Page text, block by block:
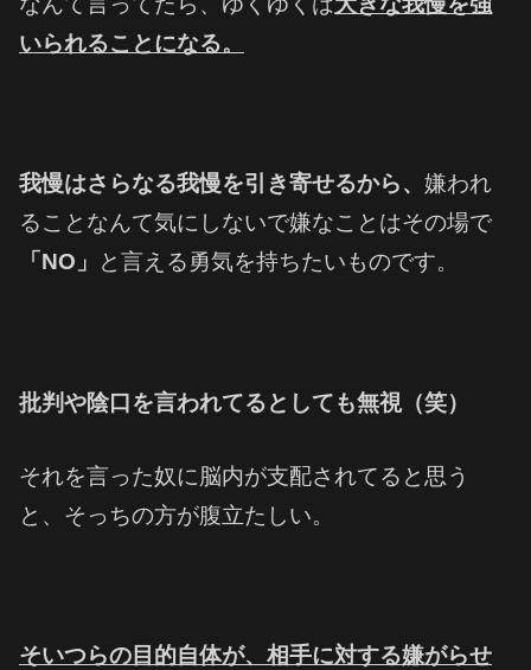
いられることになる。
我慢はさらなる我慢を引き寄せるから、 嫌われ
ることなんて気にしないで嫌なことはその場で
「NO」
と言える勇気を持ちたいものです。
批判や陰口を言われてるとしても無視（笑）
それを言った奴に脳内が支配されてると思う
と、 そっちの方が腹立たしい。
そいつらの目的自体が、相手に対する嫌がらせ